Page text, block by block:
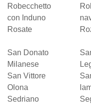
Robecchetto
con Induno
Rosate
San Donato
Milanese
San Vittore
Olona
Sedriano